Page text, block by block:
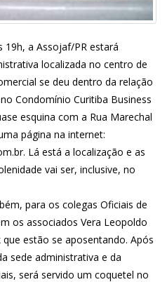
19h, a Assojaf/PR estará
localizada no centro de
se deu dentro da relação
Condomínio Curitiba Business
esquina com a Rua Marechal
página na internet:
Lá está a localização e as
vai ser, inclusive, no
para os colegas Oficiais de
os associados Vera Leopoldo
estão se aposentando. Após
sede administrativa e da
será servido um coquetel no